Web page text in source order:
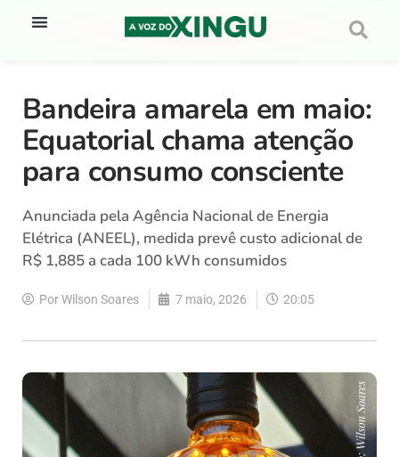
Bandeira amarela em maio:
Equatorial chama atenção
para consumo consciente
Anunciada pela Agência Nacional de Energia
Elétrica (ANEEL), medida prevê custo adicional de
R$ 1,885 a cada 100 kWh consumidos
PorWilson Soares 7 maio, 2026 20:05